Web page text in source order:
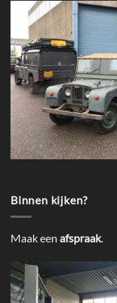
Binnen kijken?
Maak een afspraak.